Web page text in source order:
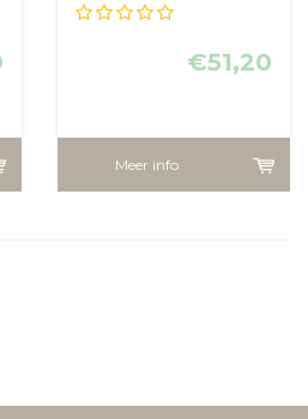
€51,20
Meer info